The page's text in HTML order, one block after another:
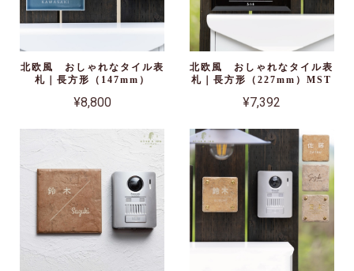
北欧風 おしゃれなタイル表
札｜長方形（147mm）
¥8,800
北欧風 おしゃれなタイル表
札｜長方形（227mm）MST
¥7,392